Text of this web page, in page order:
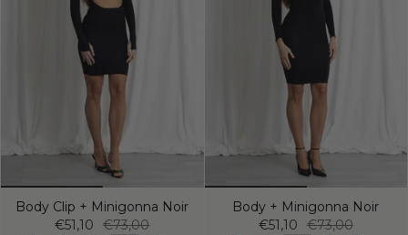
Body Clip + Minigonna Noir
€51,10
€73,00
Body + Minigonna Noir
€51,10
€73,00